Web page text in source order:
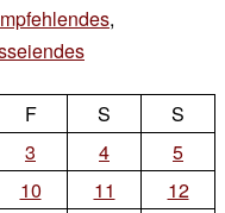
,
F S
S
3 4
5
10 11
12